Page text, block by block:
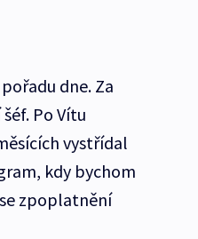
dne. Za
Po Vítu
vystřídal
kdy bychom
zpoplatnění